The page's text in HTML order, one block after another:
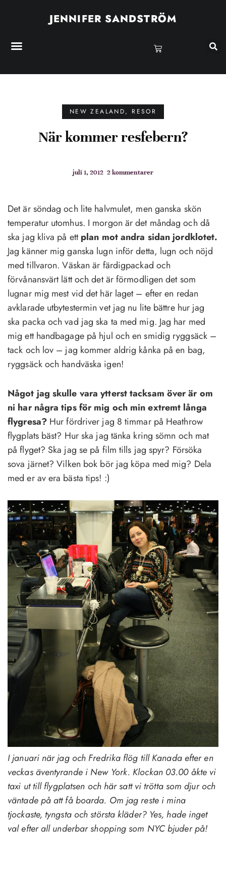
JENNIFER SANDSTRÖM
NEW ZEALAND, RESOR
När kommer resfebern?
juli 1, 2012 2 kommentarer
Det är söndag och lite halvmulet, men ganska skön
temperatur utomhus. I morgon är det måndag och då
ska jag kliva på ettplan mot andra sidan jordklotet.
Jag känner mig ganska lugn inför detta, lugn och nöjd
med tillvaron. Väskan är färdigpackad och
förvånansvärt lätt och det är förmodligen det som
lugnar mig mest vid det här laget – efter en redan
avklarade utbytestermin vet jag nu lite bättre hur jag
ska packa och vad jag ska ta med mig. Jag har med
mig ett handbagage på hjul och en smidig ryggsäck –
tack och lov – jag kommer aldrig kånka på en bag,
ryggsäck och handväska igen!
Något jag skulle vara ytterst tacksam över är om
ni har några tips för mig och min extremt långa
flygresa?Hur fördriver jag 8 timmar på Heathrow
flygplats bäst? Hur ska jag tänka kring sömn och mat
på flyget? Ska jag se på film tills jag spyr? Försöka
sova järnet? Vilken bok bör jag köpa med mig? Dela
med er av era bästa tips! :)
I januari när jag och Fredrika flög till Kanada efter en
veckas äventyrande i New York. Klockan 03.00 åkte vi
taxi ut till flygplatsen och här satt vi trötta som djur och
väntade på att få boarda. Om jag reste i mina
tjockaste, tyngsta och största kläder? Yes, hade inget
val efter all underbar shopping som NYC bjuder på!